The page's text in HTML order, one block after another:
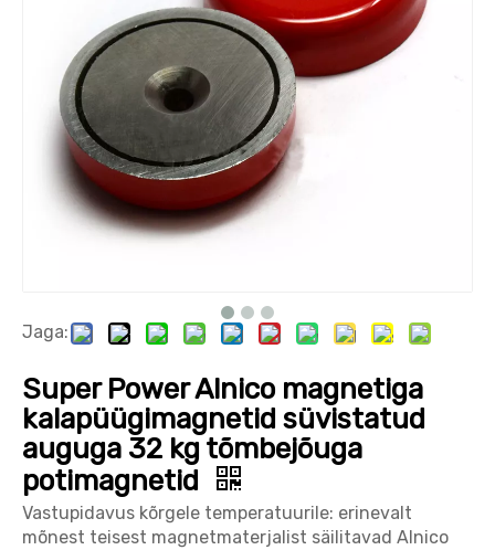
Jaga:
Super Power Alnico magnetiga
kalapüügimagnetid süvistatud
auguga 32 kg tõmbejõuga
potimagnetid
Vastupidavus kõrgele temperatuurile: erinevalt
mõnest teisest magnetmaterjalist säilitavad Alnico